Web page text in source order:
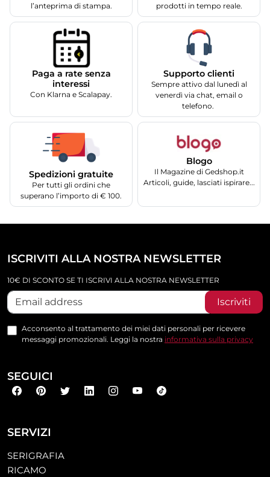
l’anteprima di stampa.
prodotti in tempo reale.
Paga a rate senza
interessi
Con Klarna e Scalapay.
Supporto clienti
Sempre attivo dal lunedì al
venerdì via chat, email o
telefono.
Spedizioni gratuite
Per tutti gli ordini che
superano l’importo di € 100.
Blogo
Il Magazine di Gedshop.it
Articoli, guide, lasciati ispirare...
SERVIZI
SERIGRAFIA
RICAMO
ISCRIVITI ALLA NOSTRA NEWSLETTER
10€ DI SCONTO SE TI ISCRIVI ALLA NOSTRA NEWSLETTER
Iscriviti
Acconsento al trattamento dei miei dati personali per ricevere
messaggi promozionali. Leggi la nostra informativa sulla privacy
SEGUICI